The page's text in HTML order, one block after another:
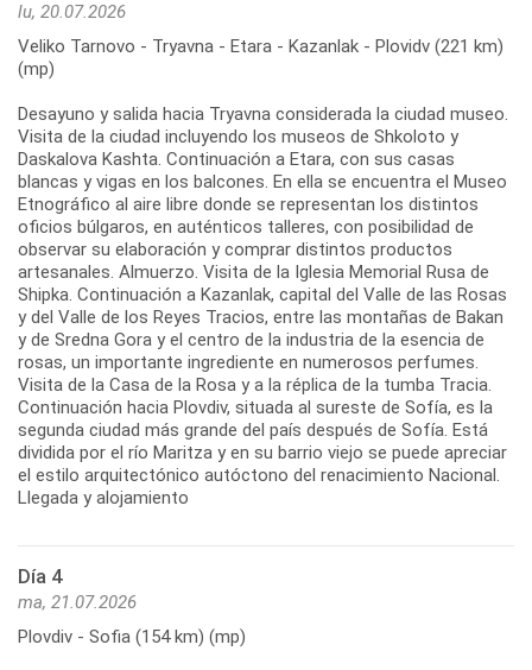
lu, 20.07.2026
Veliko Tarnovo - Tryavna - Etara - Kazanlak - Plovidv (221 km)
(mp)
Desayuno y salida hacia Tryavna considerada la ciudad museo.
Visita de la ciudad incluyendo los museos de Shkoloto y
Daskalova Kashta. Continuación a Etara, con sus casas
blancas y vigas en los balcones. En ella se encuentra el Museo
Etnográfico al aire libre donde se representan los distintos
oficios búlgaros, en auténticos talleres, con posibilidad de
observar su elaboración y comprar distintos productos
artesanales. Almuerzo. Visita de la Iglesia Memorial Rusa de
Shipka. Continuación a Kazanlak, capital del Valle de las Rosas
y del Valle de los Reyes Tracios, entre las montañas de Bakan
y de Sredna Gora y el centro de la industria de la esencia de
rosas, un importante ingrediente en numerosos perfumes.
Visita de la Casa de la Rosa y a la réplica de la tumba Tracia.
Continuación hacia Plovdiv, situada al sureste de Sofía, es la
segunda ciudad más grande del país después de Sofía. Está
dividida por el río Maritza y en su barrio viejo se puede apreciar
el estilo arquitectónico autóctono del renacimiento Nacional.
Día 4
ma, 21.07.2026
Plovdiv - Sofia (154 km) (mp)